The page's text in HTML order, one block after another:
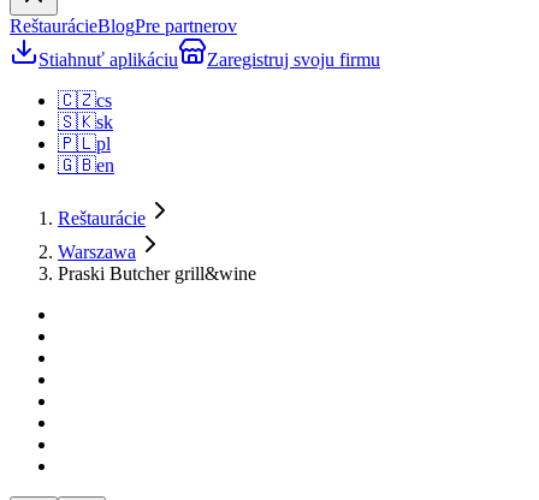
ReštaurácieBlogPre partnerov
Stiahnuť aplikáciu
Zaregistruj svoju firmu
🇨🇿cs
🇸🇰sk
🇵🇱pl
🇬🇧en
Reštaurácie
Warszawa
Praski Butcher grill&wine